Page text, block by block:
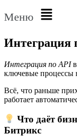
Меню
Интеграция
Интеграция по APIв
ключевые процессы
Всё, что раньше
работает
Что даёт
Битрикс